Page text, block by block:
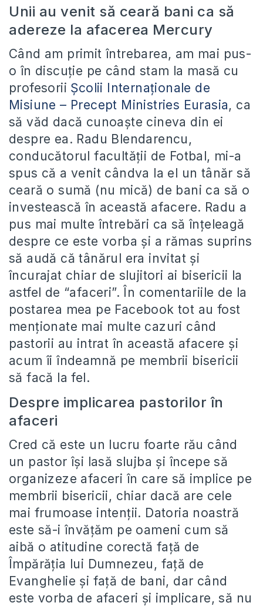
Unii au venit să ceară bani ca să
adereze la afacerea Mercury
Când am primit întrebarea, am mai pus-
o în discuție pe când stam la masă cu
profesorii Școlii Internaționale de
Misiune – Precept Ministries Eurasia, ca
să văd dacă cunoaște cineva din ei
despre ea. Radu Blendarencu,
conducătorul facultății de Fotbal, mi-a
spus că a venit cândva la el un tânăr să
ceară o sumă (nu mică) de bani ca să o
investească în această afacere. Radu a
pus mai multe întrebări ca să înțeleagă
despre ce este vorba și a rămas suprins
să audă că tânărul era invitat și
încurajat chiar de slujitori ai bisericii la
astfel de “afaceri”. În comentariile de la
postarea mea pe Facebook tot au fost
menționate mai multe cazuri când
pastorii au intrat în această afacere și
acum îi îndeamnă pe membrii bisericii
să facă la fel.
Despre implicarea pastorilor în
afaceri
Cred că este un lucru foarte rău când
un pastor își lasă slujba și începe să
organizeze afaceri în care să implice pe
membrii bisericii, chiar dacă are cele
mai frumoase intenții. Datoria noastră
este să-i învățăm pe oameni cum să
aibă o atitudine corectă față de
Împărăția lui Dumnezeu, față de
Evanghelie și față de bani, dar când
este vorba de afaceri și implicare, să nu